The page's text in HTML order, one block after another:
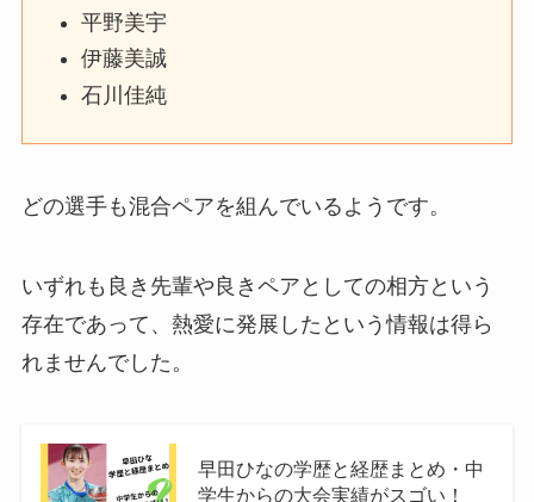
平野美宇
伊藤美誠
石川佳純
どの選手も混合ペアを組んでいるようです。
いずれも良き先輩や良きペアとしての相方という
存在であって、熱愛に発展したという情報は得ら
れませんでした。
早田ひなの学歴と経歴まとめ・中
学生からの大会実績がスゴい！